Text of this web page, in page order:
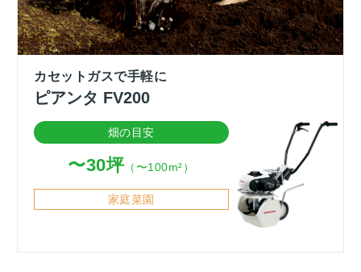
カセットガスで手軽に
ピアンタ FV200
畑の目安
〜30坪（〜100m²）
家庭菜園